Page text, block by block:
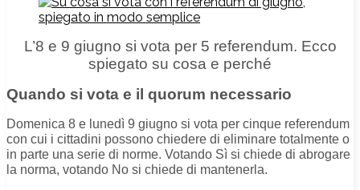
L’8 e 9 giugno si vota per 5 referendum. Ecco
spiegato su cosa e perché
Quando si vota e il quorum necessario
Domenica 8 e lunedì 9 giugno si vota per cinque referendum
con cui i cittadini possono chiedere di eliminare totalmente o
in parte una serie di norme. Votando Sì si chiede di abrogare
la norma, votando No si chiede di mantenerla.